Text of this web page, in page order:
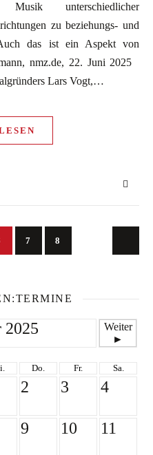
Musik unterschiedlicher
zu beziehungs- und
das ist ein Aspekt von
nmz.de, 22. Juni 2025
Lars Vogt,…
7 8
2025
Weiter
►
Do. Fr. Sa.
2 3 4
9 10 11